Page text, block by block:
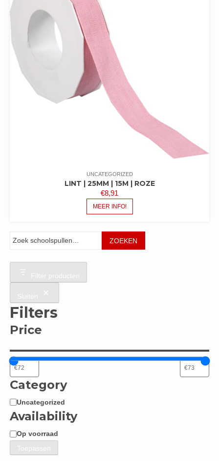
UNCATEGORIZED
LINT | 25MM | 15M | ROZE
€8,91
MEER INFO!
ZOEKEN
Filter producten
Sluiten
Filters
Price
Category
Categorie
Uncategorized
Availability
Beschikbaarheid
Op voorraad
Toepassen